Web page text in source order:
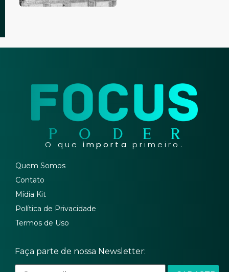
O que importa primeiro.
Quem Somos
Contato
Mídia Kit
Política de Privacidade
Termos de Uso
Faça parte de nossa Newsletter: